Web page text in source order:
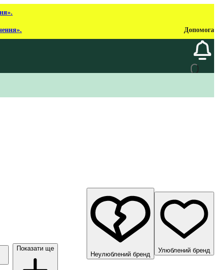
Допомога
Улюблений бренд
Неулюблений бренд
Показати ще